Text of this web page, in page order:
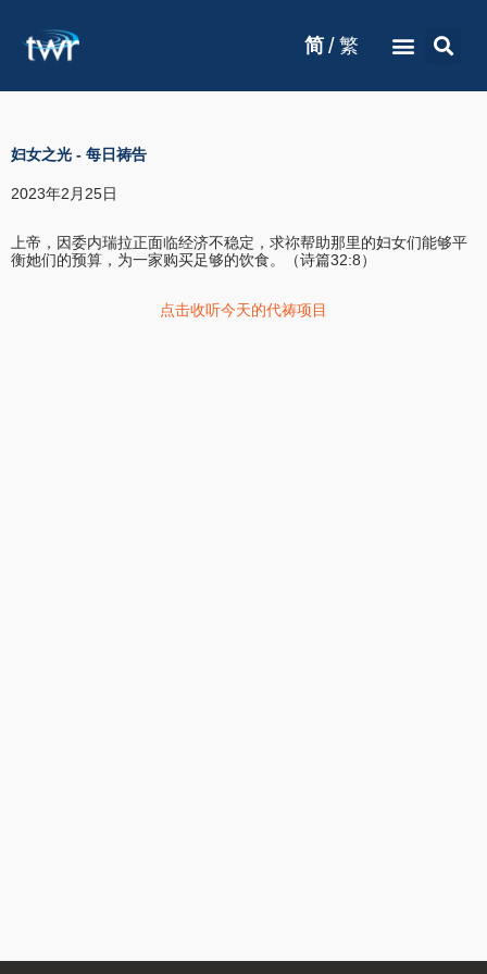
简 / 繁
妇女之光 - 每日祷告
2023年2月25日
上帝，因委内瑞拉正面临经济不稳定，求祢帮助那里的妇女们能够平
衡她们的预算，为一家购买足够的饮食。（诗篇32:8）
点击收听今天的代祷项目